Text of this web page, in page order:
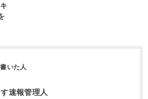
す速報管理人